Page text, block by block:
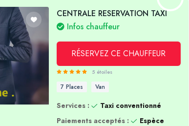
CENTRALE RESERVATION TAXI
Infos chauffeur
RÉSERVEZ CE CHAUFFEUR
5 étoiles
7 Places Van
Services :
Taxi conventionné
Paiements acceptés :
Espèce